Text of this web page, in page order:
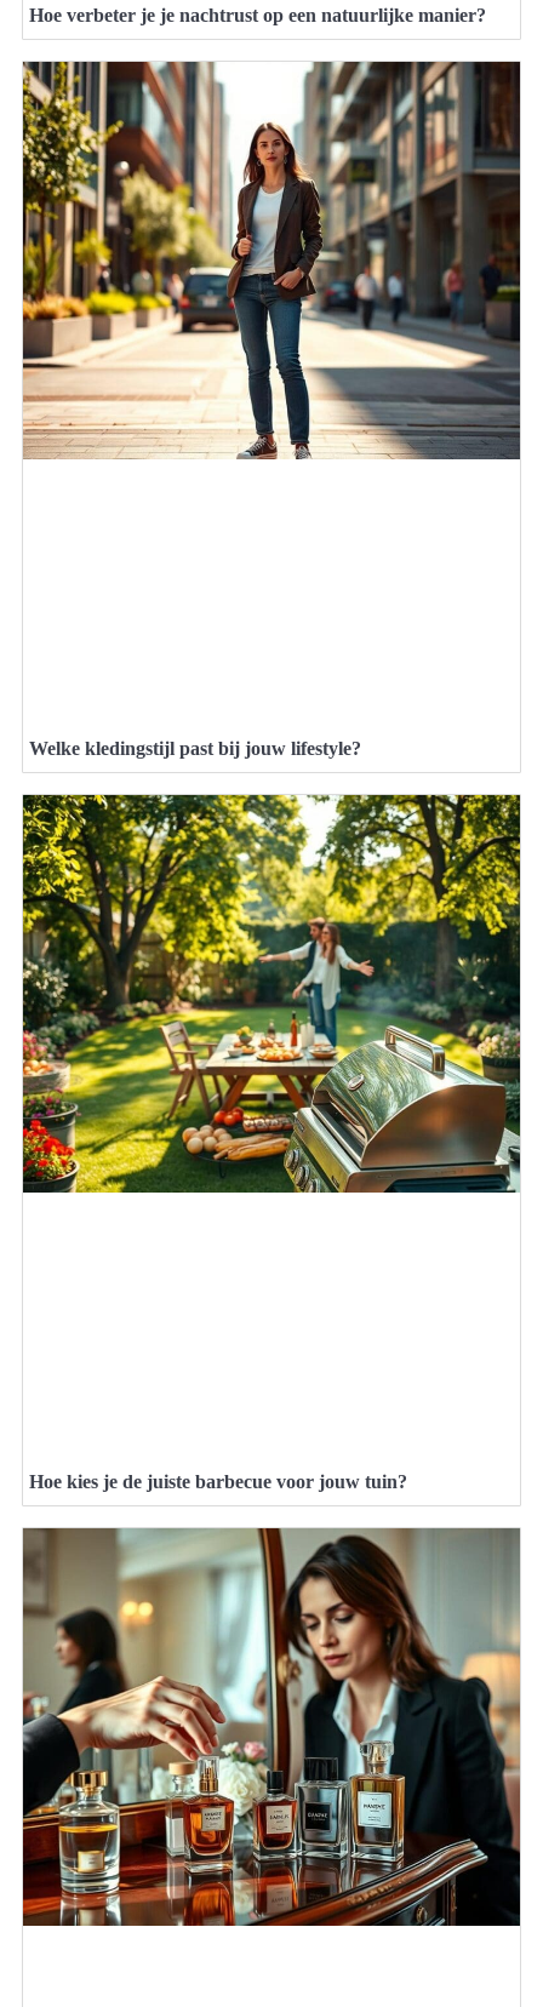
Hoe verbeter je je nachtrust op een natuurlijke manier?
Welke kledingstijl past bij jouw lifestyle?
Hoe kies je de juiste barbecue voor jouw tuin?